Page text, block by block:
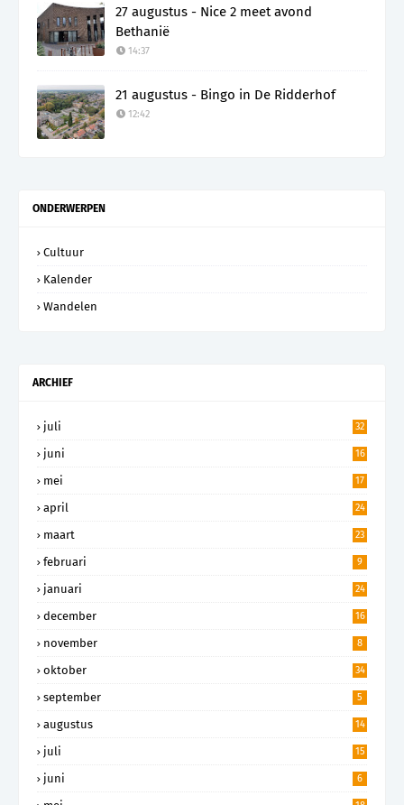
27 augustus - Nice 2 meet avond
Bethanië
14:37
21 augustus - Bingo in De Ridderhof
12:42
ONDERWERPEN
Cultuur
Kalender
Wandelen
ARCHIEF
juli 32
juni 16
mei 17
april 24
maart 23
februari 9
januari 24
december 16
november 8
oktober 34
september 5
augustus 14
juli 15
juni 6